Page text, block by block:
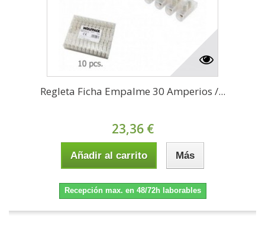
Regleta Ficha Empalme 30 Amperios /...
23,36 €
Añadir al carrito Más
Recepción max. en 48/72h laborables